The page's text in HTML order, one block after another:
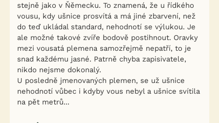
stejně jako v Ňěmecku. To znamená, že u řídkého
vousu, kdy ušnice prosvítá a má jiné zbarvení, než
do teď ukládal standard, nehodnotí se výlukou. Je
ale možné takové zvíře bodově postihnout. Oravky
mezi vousatá plemena samozřejmě nepatří, to je
snad každému jasné. Patrně chyba zapisivatele,
nikdo nejsme dokonalý.
U posledně jmenovaných plemen, se už ušnice
nehodnotí vůbec i kdyby vous nebyl a ušnice svítila
na pět metrů...